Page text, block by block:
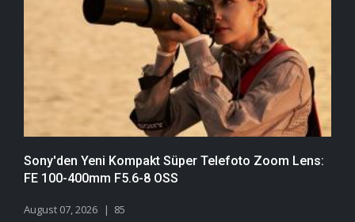
Sony'den Yeni Kompakt Süper Telefoto Zoom Lens:
FE 100-400mm F5.6-8 OSS
August 07, 2026 85